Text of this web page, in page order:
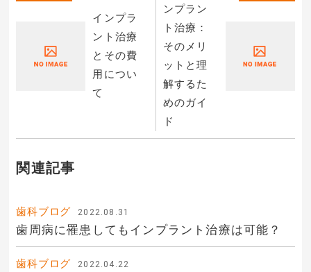
インプラ
ント治療
とその費
用につい
て
ンプラン
ト治療：
そのメリ
ットと理
解するた
めのガイ
ド
関連記事
歯科ブログ 2022.08.31
歯周病に罹患してもインプラント治療は可能？
歯科ブログ 2022.04.22